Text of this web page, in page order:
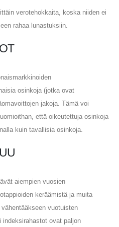
verotehokkaita, koska niiden ei
rahaa lunastuksiin.
​​osinkoja (jotka ovat
jakoja. Tämä voi
että oikeutettuja osinkoja
kuin tavallisia osinkoja.
aiempien vuosien
keräämistä ja muita
vuotuisten
indeksirahastot ovat paljon